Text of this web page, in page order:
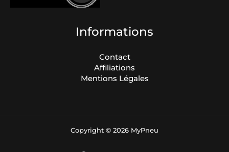
Informations
Contact
Affiliations
Mentions Légales
Copyright © 2026 MyPneu